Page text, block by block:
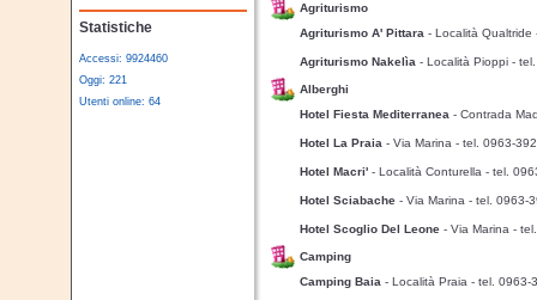
Statistiche
Accessi: 9924460
Oggi: 221
Utenti online: 64
Agriturismo
Agriturismo A' Pittara - Località Qualtride
Agriturismo Nakelìa - Località Pioppi -
Alberghi
Hotel Fiesta Mediterranea - Contrada
Hotel La Praia - Via Marina - tel. 0963-
Hotel Macri' - Località Conturella - tel.
Hotel Sciabache - Via Marina - tel. 0963-
Hotel Scoglio Del Leone - Via Marina -
Camping
Camping Baia - Località Praia - tel. 0963-